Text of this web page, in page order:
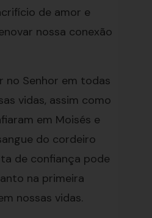
de amor e
nossa conexão
no Senhor em todas
vidas, assim como
em Moisés e
do cordeiro
de confiança pode
na primeira
nossas vidas.